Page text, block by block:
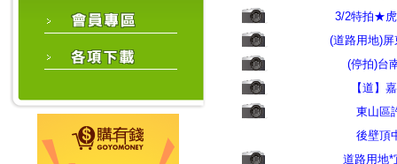
3/2特拍★
(道路用地)
(停拍)台
【道】
東山區
後壁頂
道路用地*